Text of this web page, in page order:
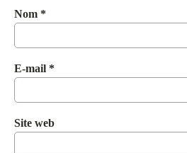
Nom *
E-mail *
Site web